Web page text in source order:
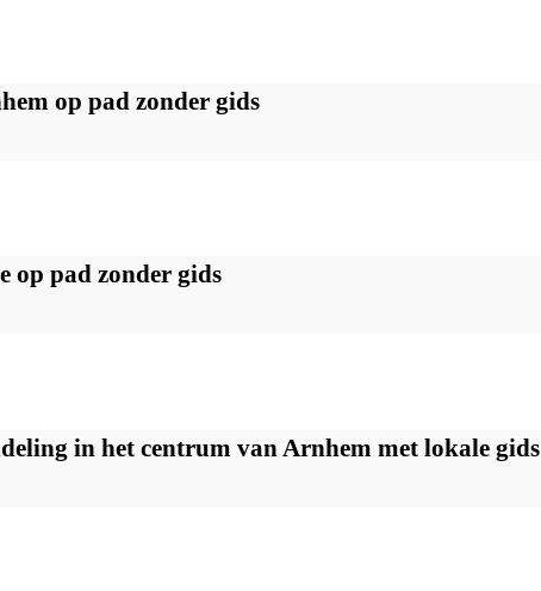
op pad zonder gids
op pad zonder gids
in het centrum van Arnhem met lokale gids